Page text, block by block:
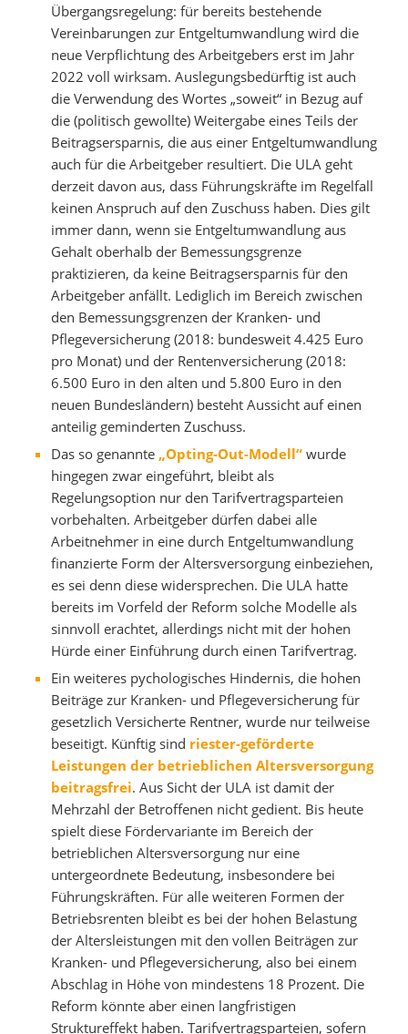
Übergangsregelung: für bereitsbestehende
Vereinbarungen zur Entgeltumwandlung wird die
neue Verpflichtung des Arbeitgebers erst im Jahr
2022 voll wirksam. Auslegungsbedürftig ist auch
die Verwendung des Wortes „soweit“ in Bezug auf
die (politisch gewollte) Weitergabe eines Teils der
Beitragsersparnis, die aus einer Entgeltumwandlung
auch für die Arbeitgeber resultiert. Die ULA geht
derzeit davon aus, dass Führungskräfte im Regelfall
keinen Anspruch auf den Zuschuss haben. Dies gilt
immer dann, wenn sie Entgeltumwandlung aus
Gehalt oberhalb der Bemessungsgrenze
praktizieren, da keine Beitragsersparnis für den
Arbeitgeber anfällt. Lediglich im Bereich zwischen
den Bemessungsgrenzen der Kranken- und
Pflegeversicherung (2018: bundesweit 4.425 Euro
pro Monat) und der Rentenversicherung (2018:
6.500 Euro in den alten und 5.800 Euro in den
neuen Bundesländern) besteht Aussicht auf einen
anteilig geminderten Zuschuss.
Das so genannte „Opting-Out-Modell“wurde
hingegen zwar eingeführt, bleibt als
Regelungsoption nur den Tarifvertragsparteien
vorbehalten. Arbeitgeber dürfen dabei alle
Arbeitnehmer in eine durch Entgeltumwandlung
finanzierte Form der Altersversorgung einbeziehen,
es sei denn diese widersprechen. Die ULA hatte
bereits im Vorfeld der Reform solche Modelle als
sinnvoll erachtet, allerdings nicht mit der hohen
Hürde einer Einführung durch einen Tarifvertrag.
Ein weiteres pychologisches Hindernis, die hohen
Beiträge zur Kranken- und Pflegeversicherung für
gesetzlich Versicherte Rentner, wurde nur teilweise
beseitigt. Künftig sind riester-geförderte
Leistungen der betrieblichen Altersversorgung
beitragsfrei. Aus Sicht der ULA ist damit der
Mehrzahl der Betroffenen nicht gedient. Bis heute
spielt diese Fördervariante im Bereich der
betrieblichen Altersversorgung nur eine
untergeordnete Bedeutung, insbesondere bei
Führungskräften. Für alle weiteren Formen der
Betriebsrenten bleibt es bei der hohen Belastung
der Altersleistungen mit den vollen Beiträgen zur
Kranken- und Pflegeversicherung, also bei einem
Abschlag in Höhe von mindestens 18 Prozent. Die
Reform könnte aber einen langfristigen
Struktureffekt haben. Tarifvertragsparteien, sofern